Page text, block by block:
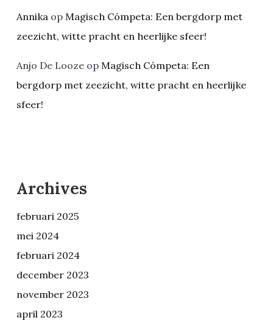
Annika op Magisch Cómpeta: Een bergdorp met
zeezicht, witte pracht en heerlijke sfeer!
Anjo De Looze op Magisch Cómpeta: Een
bergdorp met zeezicht, witte pracht en heerlijke
sfeer!
Archives
februari 2025
mei 2024
februari 2024
december 2023
november 2023
april 2023